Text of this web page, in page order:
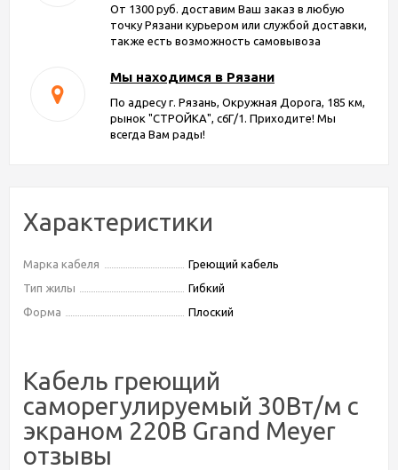
От 1300 руб. доставим Ваш заказ в любую
точку Рязани курьером или службой доставки,
также есть возможность самовывоза
Мы находимся в Рязани
По адресу г. Рязань, Окружная Дорога, 185 км,
рынок "СТРОЙКА", с6Г/1. Приходите! Мы
всегда Вам рады!
Характеристики
Марка кабеля
Греющий кабель
Тип жилы
Гибкий
Форма
Плоский
Кабель греющий
саморегулируемый 30Вт/м с
экраном 220В Grand Meyer
отзывы